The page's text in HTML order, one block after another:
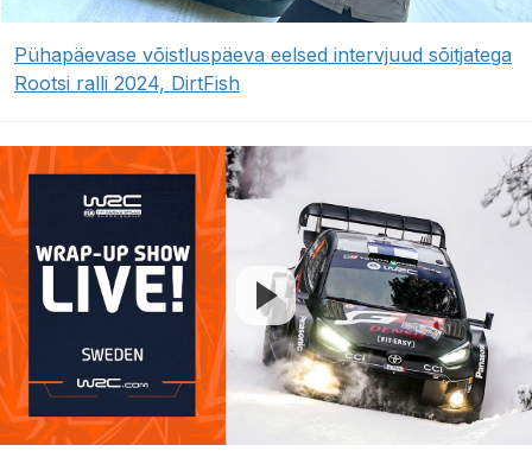
Pühapäevase võistluspäeva eelsed intervjuud sõitjatega
Rootsi ralli 2024, DirtFish